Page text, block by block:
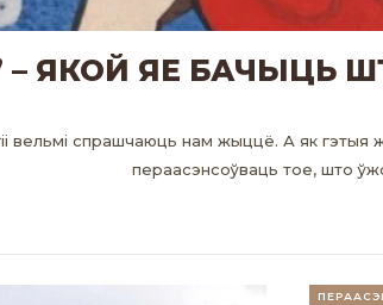
ЯКОЙ ЯЕ БАЧЫЦЬ
вельмі спрашчаюць нам жыццё. А як гэтыя
пераасэнсоўваць тое, што